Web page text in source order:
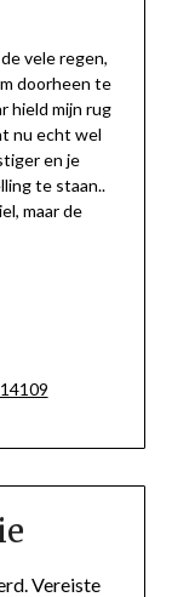
vele regen,
doorheen te
hield mijn rug
nu echt wel
en je
te staan..
maar de
Vereiste